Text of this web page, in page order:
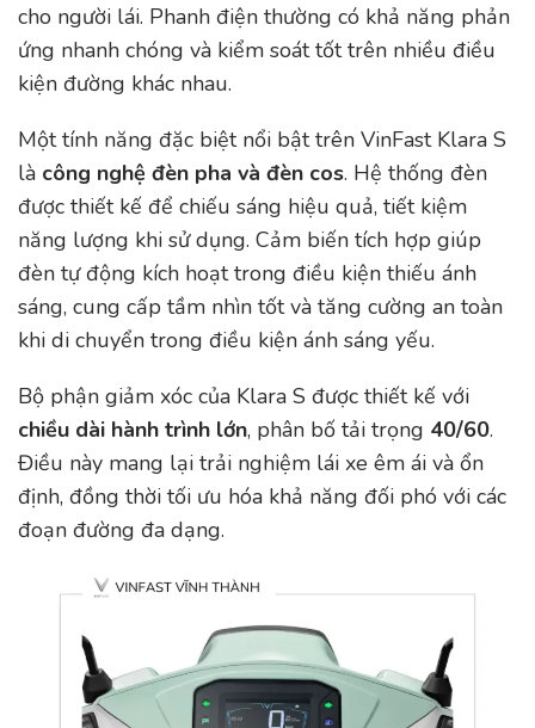
cho người lái. Phanh điện thường có khả năng phản
ứng nhanh chóng và kiểm soát tốt trên nhiều điều
kiện đường khác nhau.
Một tính năng đặc biệt nổi bật trên VinFast Klara S
là công nghệ đèn pha và đèn cos. Hệ thống đèn
được thiết kế để chiếu sáng hiệu quả, tiết kiệm
năng lượng khi sử dụng. Cảm biến tích hợp giúp
đèn tự động kích hoạt trong điều kiện thiếu ánh
sáng, cung cấp tầm nhìn tốt và tăng cường an toàn
khi di chuyển trong điều kiện ánh sáng yếu.
Bộ phận giảm xóc của Klara S được thiết kế với
chiều dài hành trình lớn, phân bố tải trọng 40/60.
Điều này mang lại trải nghiệm lái xe êm ái và ổn
định, đồng thời tối ưu hóa khả năng đối phó với các
đoạn đường đa dạng.